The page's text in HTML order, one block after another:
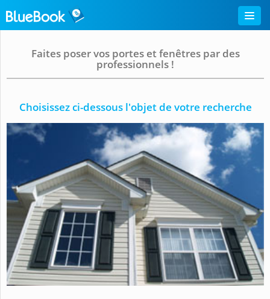
Faites poser vos portes et fenêtres par des
professionnels !
Choisissez ci-dessous l'objet de votre recherche